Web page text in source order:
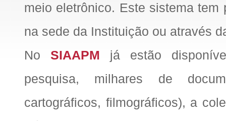
meio eletrônico. Este sistema
na sede da Instituição ou através
No SIAAPM já estão
pesquisa, milhares de
cartográficos, filmográficos), a